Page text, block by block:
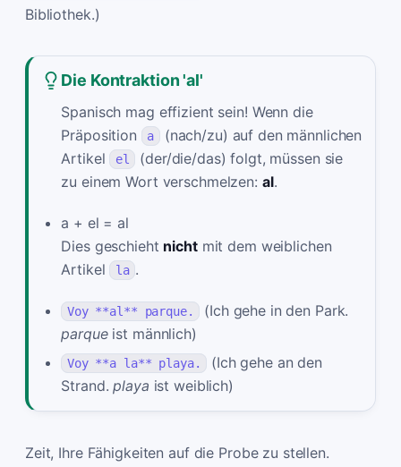
Bibliothek.)
Die Kontraktion 'al'
Spanisch mag effizient sein! Wenn die
Präposition
a (nach/zu) auf den männlichen
Artikel el
(der/die/das) folgt, müssen sie
zu einem Wort verschmelzen: al.
a + el = al
Dies geschieht nichtmit dem weiblichen
Artikel la .
Voy **al** parque.
(Ich gehe in den Park.
parqueist männlich)
Voy **a la** playa.
(Ich gehe an den
Strand.playa ist weiblich)
Zeit, Ihre Fähigkeiten auf die Probe zu stellen.